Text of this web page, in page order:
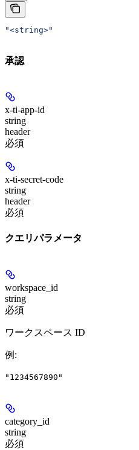
"<string>"
承認
x-ti-app-id
string
header
必須
x-ti-secret-code
string
header
必須
クエリパラメータ
workspace_id
string
必須
ワークスペース ID
例 :
"1234567890"
category_id
string
必須